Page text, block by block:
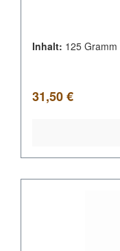
Inhalt: 125 Gramm
Regulärer Preis:
31,50 €